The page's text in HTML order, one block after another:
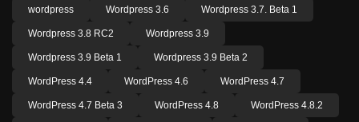
wordpress Wordpress 3.6 Wordpress 3.7. Beta 1
Wordpress 3.8 RC2 Wordpress 3.9
Wordpress 3.9 Beta 1 Wordpress 3.9 Beta 2
WordPress 4.4 WordPress 4.6 WordPress 4.7
WordPress 4.7 Beta 3 WordPress 4.8 WordPress 4.8.2